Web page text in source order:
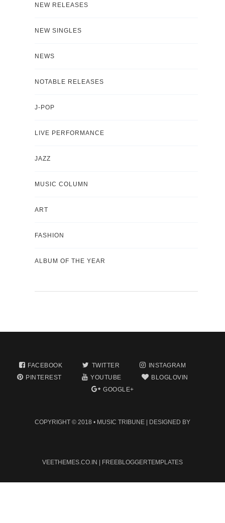
NEW RELEASES
NEW SINGLES
NEWS
NOTABLE RELEASES
J-POP
LIVE PERFORMANCE
JAZZ
MUSIC COLUMN
ART
FASHION
ALBUM OF THE YEAR
FACEBOOK TWITTER
INSTAGRAM
PINTEREST
YOUTUBE
BLOGLOVIN
GOOGLE+
COPYRIGHT © 2018 • MUSIC TRIBUNE | DESIGNED BY
VEETHEMES.CO.IN FREEBLOGGERTEMPLATES